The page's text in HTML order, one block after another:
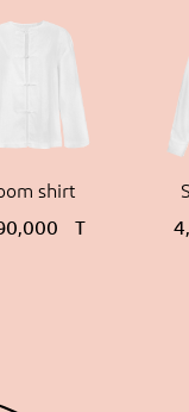
shirt
T